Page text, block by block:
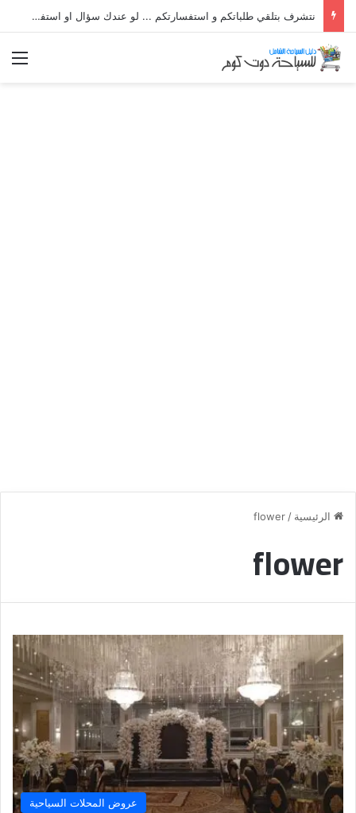
نتشرف بتلقي طلباتكم و استفسارتكم ... لو عندك سؤال او استفسار ماتدرددش فى طلب المساعدة
الرئيسية /
flower
flower
عروض المحلات السياحية